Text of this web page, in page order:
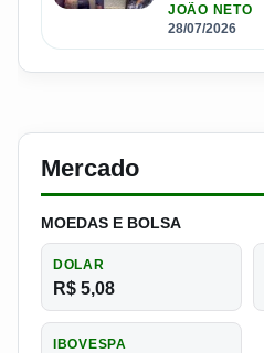
JOÃO NETO
28/07/2026
Mercado
MOEDAS E BOLSA
DOLAR
R$ 5,08
IBOVESPA